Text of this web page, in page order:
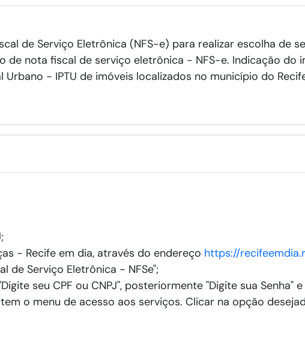
de Serviço Eletrônica (NFS-e) para realizar escolha de
de nota fiscal de serviço eletrônica - NFS-e. Indicação
Urbano - IPTU de imóveis localizados no município do
- Recife em dia, através do endereço https://
de Serviço Eletrônica - NFSe";
seu CPF ou CNPJ", posteriormente "Digite sua Senha"
o menu de acesso aos serviços. Clicar na opção